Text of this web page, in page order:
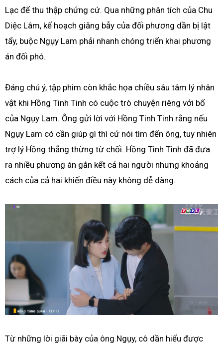
Lạc để thu thập chứng cứ. Qua những phân tích của Chu
Diệc Lâm, kế hoạch giăng bẫy của đối phương dần bị lật
tẩy, buộc Ngụy Lam phải nhanh chóng triển khai phương
án đối phó.
Đáng chú ý, tập phim còn khắc họa chiều sâu tâm lý nhân
vật khi Hồng Tinh Tinh có cuộc trò chuyện riêng với bố
của Ngụy Lam. Ông gửi lời với Hồng Tinh Tinh rằng nếu
Ngụy Lam có cần giúp gì thì cứ nói tìm đến ông, tuy nhiên
trợ lý Hồng thẳng thừng từ chối. Hồng Tinh Tinh đã đưa
ra nhiều phương án gắn kết cả hai người nhưng khoảng
cách của cả hai khiến điều này không dễ dàng.
Từ những lời giãi bày của ông Ngụy, cô dần hiểu được